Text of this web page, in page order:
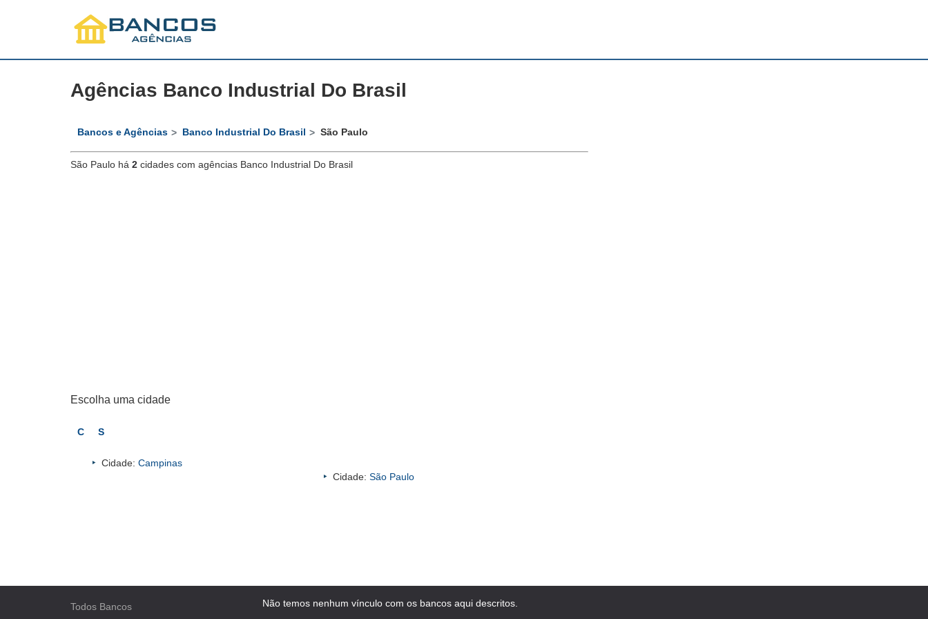
Agências Banco Industrial Do Brasil
Bancos e Agências Banco Industrial Do Brasil São Paulo
São Paulo há 2 cidades com agências Banco Industrial Do Brasil
Escolha uma cidade
C S
Cidade: Campinas
Cidade: São Paulo
Todos Bancos Não temos nenhum vínculo com os bancos aqui descritos.